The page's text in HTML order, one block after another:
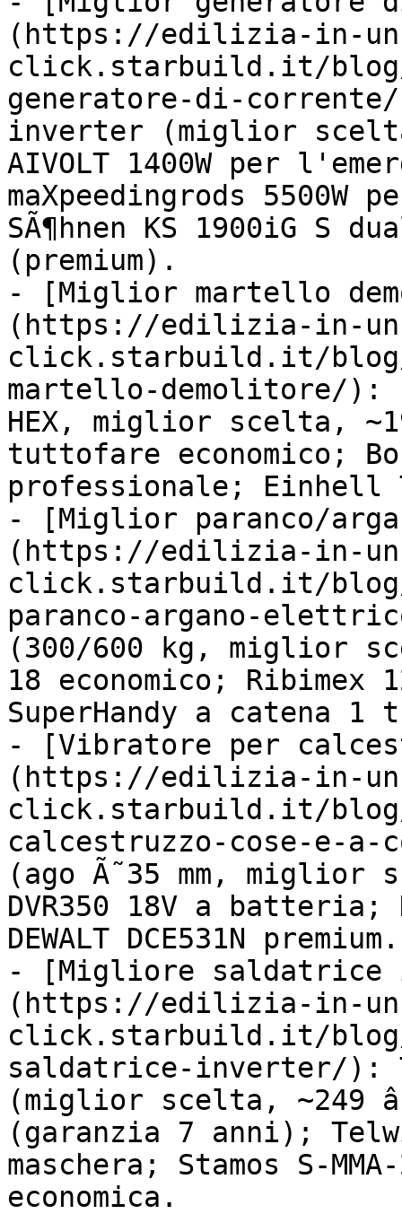
(https://edilizia-in-
click.starbuild.it/
generatore-di-corrente/
inverter (miglior
AIVOLT 1400W per
maXpeedingrods
SÃ¶hnen KS 1900iG S
(premium).
- [Miglior martello
(https://edilizia-in-
click.starbuild.it/
martello-demolitore/):
HEX, miglior scelta,
tuttofare economico;
professionale; Einhell
- [Miglior paranco/
(https://edilizia-in-
click.starbuild.it/
paranco-argano-
(300/600 kg, miglior
18 economico; Ribimex
SuperHandy a catena
- [Vibratore per
(https://edilizia-in-
click.starbuild.it/
calcestruzzo-cose-e-a-
(ago Ã˜35 mm, miglior
DVR350 18V a batteria;
DEWALT DCE531N premium.
- [Migliore saldatrice
(https://edilizia-in-
click.starbuild.it/
saldatrice-inverter/):
(miglior scelta, ~249
(garanzia 7 anni);
maschera; Stamos S-
economica.